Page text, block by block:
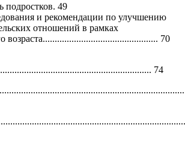
подростков. 49
и рекомендации по улучшению
отношений в рамках
возраста................................................ 70
74